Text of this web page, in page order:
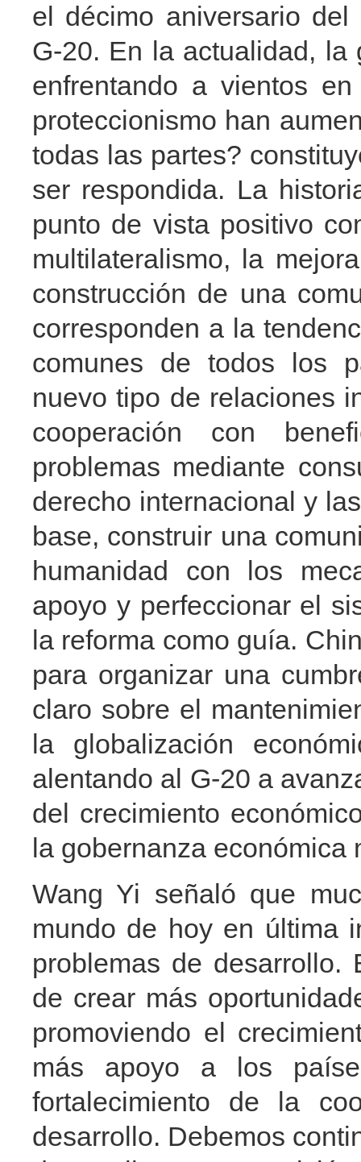
el décimo aniversario
G-20. En la actualidad, la
enfrentando a vientos
proteccionismo han
todas las partes?
ser respondida. La
punto de vista positivo
multilateralismo, la
construcción de una
corresponden a la
comunes de todos los
nuevo tipo de relaciones
cooperación con
problemas mediante
derecho internacional y
base, construir una
humanidad con los
apoyo y perfeccionar el
la reforma como guía.
para organizar una
claro sobre el
la globalización
alentando al G-20 a
del crecimiento
la gobernanza económica
Wang Yi señaló que
mundo de hoy en última
problemas de desarrollo.
de crear más
promoviendo el
más apoyo a los
fortalecimiento de la
desarrollo. Debemos